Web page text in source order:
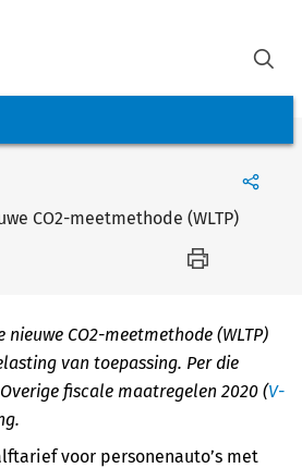
CO2-meetmethode (WLTP)
nieuwe CO2-meetmethode (WLTP)
van toepassing. Per die
fiscale maatregelen 2020 (V-
voor personenauto’s met